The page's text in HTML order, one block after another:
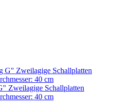
Zweilagige Schallplatten
40 cm